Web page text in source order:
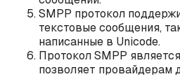
SMPP протокол
текстовые сообщения,
написанные в Unicode.
Протокол SMPP
позволяет провайдерам